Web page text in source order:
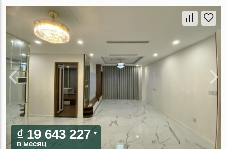
₫ 19 643 227
в месяц